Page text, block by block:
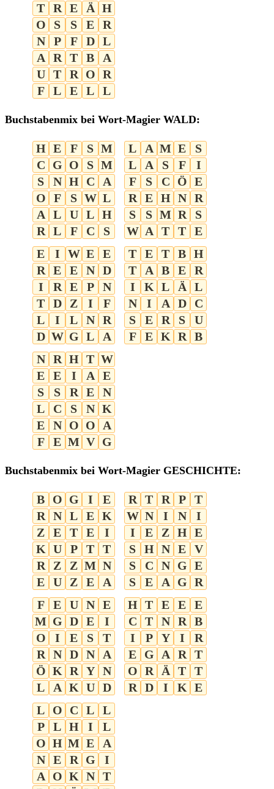
T
R E Ä H
O
S S E
R
N
P F D
L
A
R T B
A
U
T R O R
F
L E L L
Buchstabenmix bei Wort-Magier WALD:
H E F S M
C
G O S M
S
N H C
A
O
F S W L
A
L U L H
R
L F C S
L A M E
S
L
A S F
I
F
S C Ö E
R
E H N
R
S
S M R
S
W A T T
E
E
I W E
E
R
E E N
D
I
R E P
N
T
D Z I
F
L
I L N
R
D W G L A
T E T B H
T
A B E
R
I
K L Ä
L
N
I A D
C
S
E R S
U
F
E K R
B
N
R H T W
E
E I A
E
S
S R E
N
L
C S N K
E
N O O
A
F
E M V G
Buchstabenmix bei Wort-Magier GESCHICHTE:
B O G I
E
R
N L E K
Z
E T E
I
K U P T
T
R
Z Z M N
E
U Z E A
R T R P
T
W N I N
I
I
E Z H E
S
H N E
V
S
C N G E
S
E A G R
F
E U N
E
M G D E
I
O
I E S
T
R
N D N
A
Ö K R Y
N
L
A K U D
H T E E
E
C
T N R
B
I
P Y I
R
E
G A R
T
O R Ä T
T
R
D I K E
L
O C L
L
P
L H I
L
O H M E
A
N
E R G
I
A
O K N
T